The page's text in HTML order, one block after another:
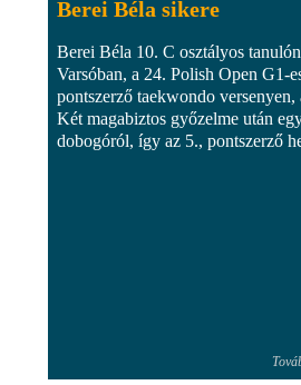
Berei Béla sikere
Berei Béla 10. C osztályos
Varsóban, a 24. Polish Open G1-
pontszerző taekwondo
Két magabiztos győzelme után
dobogóról, így az 5., pontszerző